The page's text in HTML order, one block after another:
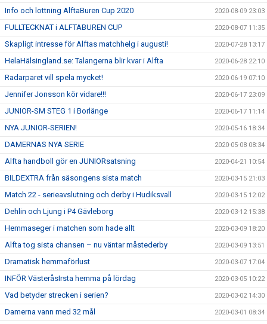
Info och lottning AlftaBuren Cup 2020 2020-08-09 23:03
FULLTECKNAT i ALFTABUREN CUP 2020-08-07 11:35
Skapligt intresse för Alftas matchhelg i augusti! 2020-07-28 13:17
HelaHälsingland.se: Talangerna blir kvar i Alfta 2020-06-28 22:10
Radarparet vill spela mycket! 2020-06-19 07:10
Jennifer Jonsson kör vidare!!! 2020-06-17 23:09
JUNIOR-SM STEG 1 i Borlänge 2020-06-17 11:14
NYA JUNIOR-SERIEN! 2020-05-16 18:34
DAMERNAS NYA SERIE 2020-05-08 08:34
Alfta handboll gör en JUNIORsatsning 2020-04-21 10:54
BILDEXTRA från säsongens sista match 2020-03-15 21:03
Match 22 - serieavslutning och derby i Hudiksvall 2020-03-15 12:02
Dehlin och Ljung i P4 Gävleborg 2020-03-12 15:38
Hemmaseger i matchen som hade allt 2020-03-09 18:20
Alfta tog sista chansen – nu väntar måstederby 2020-03-09 13:51
Dramatisk hemmaförlust 2020-03-07 17:04
INFÖR VästeråsIrsta hemma på lördag 2020-03-05 10:22
Vad betyder strecken i serien? 2020-03-02 14:30
Damerna vann med 32 mål 2020-03-01 08:34